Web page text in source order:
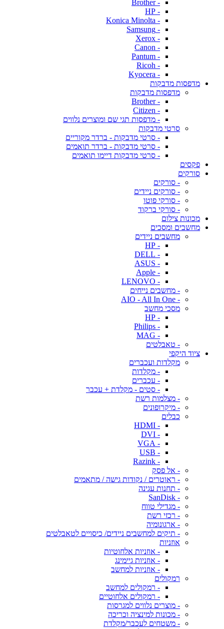
- Brother
- HP
- Konica Minolta
- Samsung
- Xerox
- Canon
- Pantum
- Ricoh
- Kyocera
מדפסות מדבקות
מדפסות מדבקות
- Brother
- Citizen
- מדפסות תגי שם ומוצרים נלווים
סרטי מדבקות
- סרטי מדבקות - ברדר מקוריים
- סרטי מדבקות - ברדר תואמים
- סרטי מדבקות דיימו תואמים
פקסים
סורקים
- סורקים
- סורקים ניידים
- סורקי פוטו
- סורקי ברקוד
מכונות צילום
מחשבים ומסכים
מחשבים ניידים
- HP
- DELL
- ASUS
- Apple
- LENOVO
- מחשבים נייחים
- AIO - All In One
מסכי מחשב
- HP
- Philips
- MAG
- טאבלטים
ציוד היקפי
מקלדות ועכברים
- מקלדות
- עכברים
- סטים - מקלדת + עכבר
- מצלמות רשת
- מיקרופונים
כבלים
- HDMI
- DVI
- VGA
- USB
- Razink
- אל פסק
- ראוטרים / נקודות גישה / מתאמים
- תחנות עגינה
- SanDisk
- מגדילי טווח
- רכזי רשת
- ארגונומיה
- תיקים למחשבים ניידים/ כיסויים לטאבלטים
אוזניות
- אוזניות אלחוטיות
- אוזניות גיימינג
- אוזניות למחשב
רמקולים
- רמקולים למחשב
- רמקולים אלחוטיים
- מוצרים נלווים למגרסות
- מכונות למינציה וכריכה
- משטחים לעכבר/מקלדת